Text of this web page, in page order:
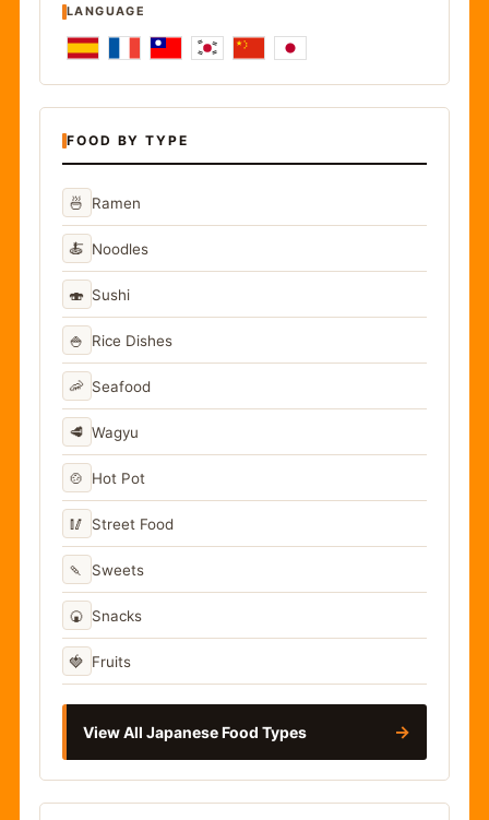
LANGUAGE
FOOD BY TYPE
🍜 Ramen
🍝 Noodles
🍣 Sushi
🍚 Rice Dishes
🦐 Seafood
🥩 Wagyu
🍲 Hot Pot
🥢 Street Food
🍡 Sweets
🍘 Snacks
🍓 Fruits
View All Japanese Food Types →